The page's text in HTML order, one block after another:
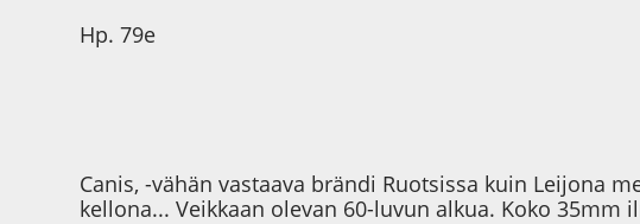
Hp. 79e
Canis, -vähän vastaava brändi Ruotsissa kuin Leijona
kellona... Veikkaan olevan 60-luvun alkua. Koko